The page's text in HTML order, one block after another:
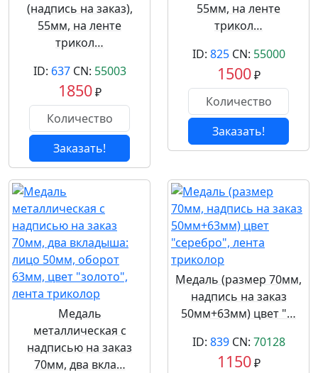
(надпись на заказ),
55мм, на ленте
трикол…
ID: 637CN: 55003
1850₽
Заказать!
55мм, на ленте
трикол…
ID: 825CN: 55000
1500₽
Заказать!
Медаль
металлическая с
надписью на заказ
70мм, два вкла…
Медаль (размер 70мм,
надпись на заказ
50мм+63мм) цвет "…
ID: 839CN: 70128
1150₽